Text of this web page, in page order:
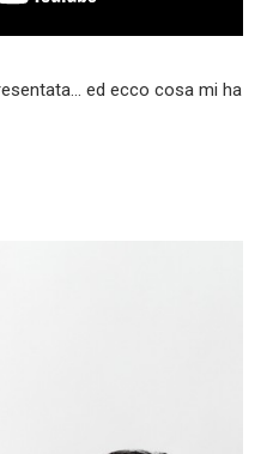
ed ecco cosa mi ha